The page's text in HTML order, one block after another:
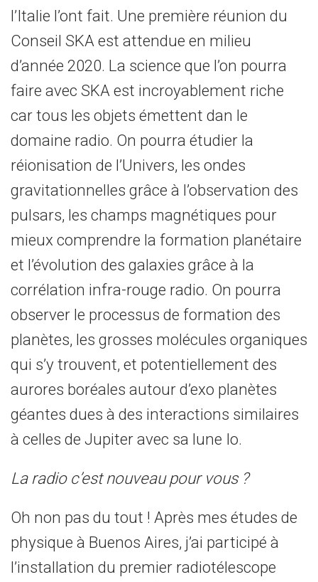
l’Italie l’ont fait. Une première réunion du
Conseil SKA est attendue en milieu
d’année 2020. La science que l’on pourra
faire avec SKA est incroyablement riche
car tous les objets émettent dan le
domaine radio. On pourra étudier la
réionisation de l’Univers, les ondes
gravitationnelles grâce à l’observation des
pulsars, les champs magnétiques pour
mieux comprendre la formation planétaire
et l’évolution des galaxies grâce à la
corrélation infra-rouge radio. On pourra
observer le processus de formation des
planètes, les grosses molécules organiques
qui s’y trouvent, et potentiellement des
aurores boréales autour d’exo planètes
géantes dues à des interactions similaires
à celles de Jupiter avec sa lune Io.
La radio c’est nouveau pour vous ?
Oh non pas du tout ! Après mes études de
physique à Buenos Aires, j’ai participé à
l’installation du premier radiotélescope